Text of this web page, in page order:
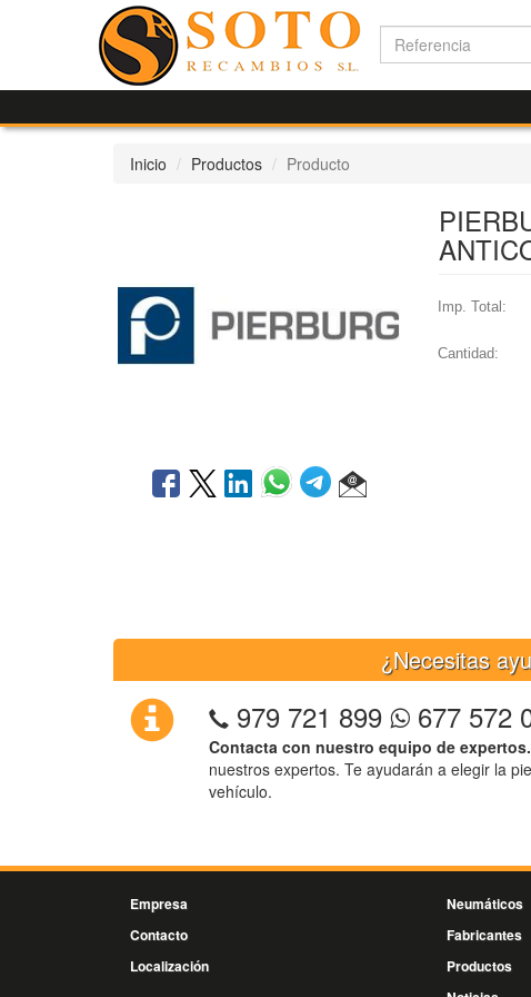
Inicio Productos Producto
Imp. Total:
Cantidad:
¿Necesitas
979 721 899 677 572
Contacta con nuestro equipo de expertos.
nuestros expertos. Te ayudarán a elegir la
vehículo.
Empresa
Contacto
Localización
Neumáticos
Fabricantes
Productos